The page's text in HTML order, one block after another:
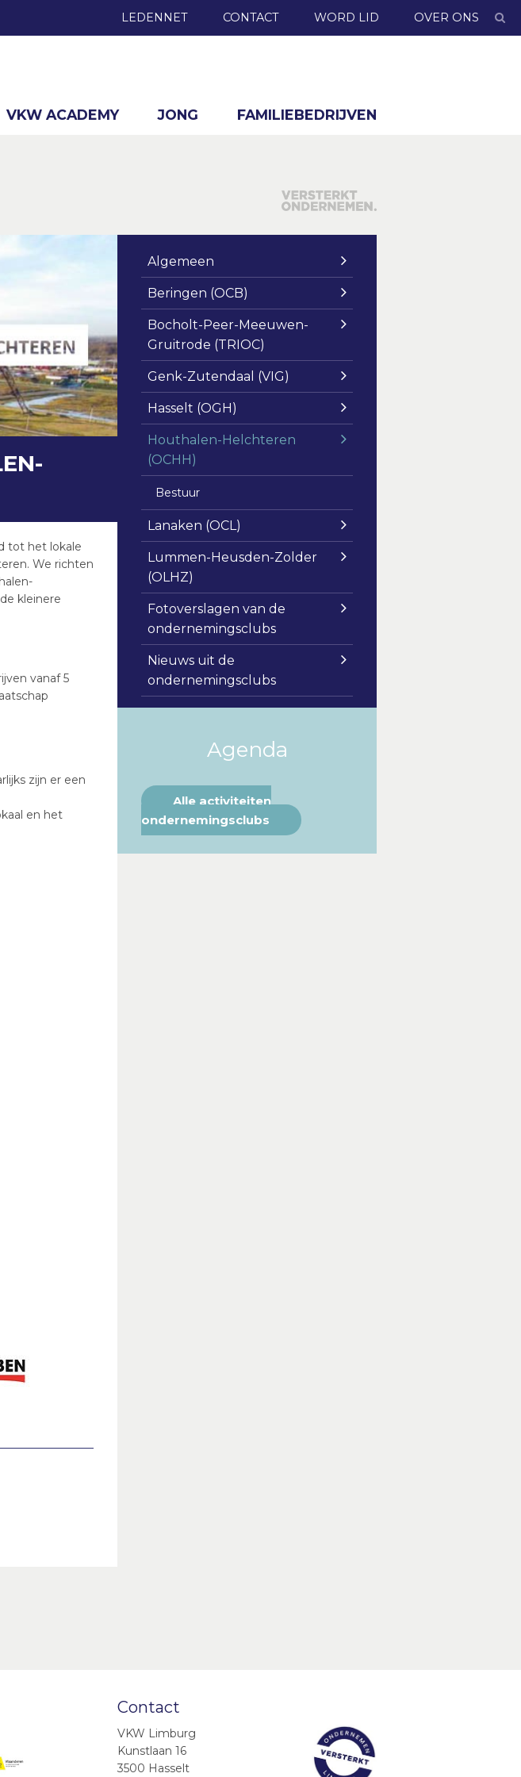
LEDENNET CONTACT WORD LID OVER ONS
VKW ACADEMY JONG FAMILIEBEDRIJVEN
tot het lokale
We richten
kleinere
vanaf 5
zijn er een
en het
Algemeen
Beringen (OCB)
Bocholt-Peer-Meeuwen-
Gruitrode (TRIOC)
Genk-Zutendaal (VIG)
Hasselt (OGH)
Houthalen-Helchteren
(OCHH)
Bestuur
Lanaken (OCL)
Lummen-Heusden-Zolder
(OLHZ)
Fotoverslagen van de
ondernemingsclubs
Nieuws uit de
ondernemingsclubs
Agenda
Alle activiteiten
ondernemingsclubs
Contact
VKW Limburg
Kunstlaan 16
3500 Hasselt